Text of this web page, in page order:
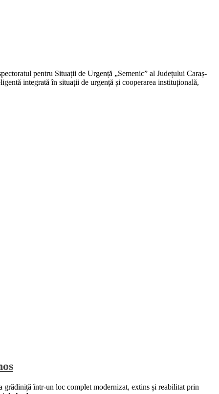
pentru Situații de Urgență „Semenic” al Județului Caraș-
integrată în situații de urgență și cooperarea instituțională,
într-un loc complet modernizat, extins și reabilitat prin